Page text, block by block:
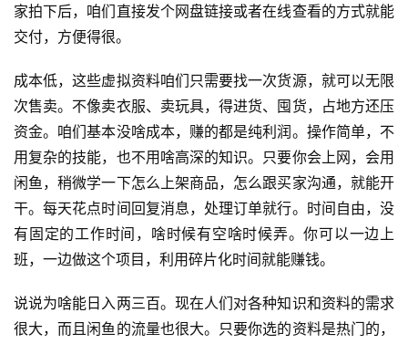
家拍下后，咱们直接发个网盘链接或者在线查看的方式就能
交付，方便得很。
成本低，这些虚拟资料咱们只需要找一次货源，就可以无限
次售卖。不像卖衣服、卖玩具，得进货、囤货，占地方还压
资金。咱们基本没啥成本，赚的都是纯利润。操作简单，不
用复杂的技能，也不用啥高深的知识。只要你会上网，会用
闲鱼，稍微学一下怎么上架商品，怎么跟买家沟通，就能开
干。每天花点时间回复消息，处理订单就行。时间自由，没
有固定的工作时间，啥时候有空啥时候弄。你可以一边上
班，一边做这个项目，利用碎片化时间就能赚钱。
说说为啥能日入两三百。现在人们对各种知识和资料的需求
很大，而且闲鱼的流量也很大。只要你选的资料是热门的，